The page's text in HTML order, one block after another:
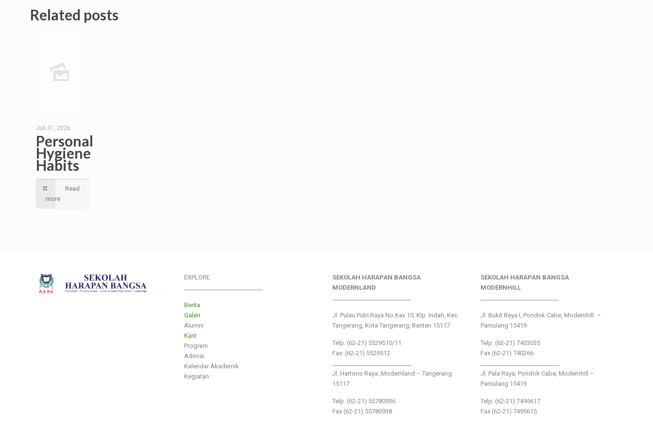
Related posts
Juli 31, 2026
Personal
Hygiene
Habits
Read
more
EXPLORE
Berita
Galeri
Alumni
Karir
Program
Admisi
Kalendar Akademik
Kegiatan
SEKOLAH HARAPAN BANGSA
MODERNLAND
Jl. Pulau Putri Raya No.Kav 10, Klp. Indah, Kec.
Tangerang, Kota Tangerang, Banten 15117
Telp: (62-21) 5529510/11
Fax: (62-21) 5529512
Jl. Hartono Raya ,Modernland – Tangerang
15117
Telp. (62-21) 55780936
Fax (62-21) 55780938
SEKOLAH HARAPAN BANGSA
MODERNHILL
Jl. Bukit Raya I, Pondok Cabe, Modernhill –
Pamulang 15419
Telp. (62-21) 7403035
Fax (62-21) 740266
Jl. Pala Raya, Pondok Cabe, Modernhill –
Pamulang 15419
Telp. (62-21) 7495617
Fax (62-21) 7495615